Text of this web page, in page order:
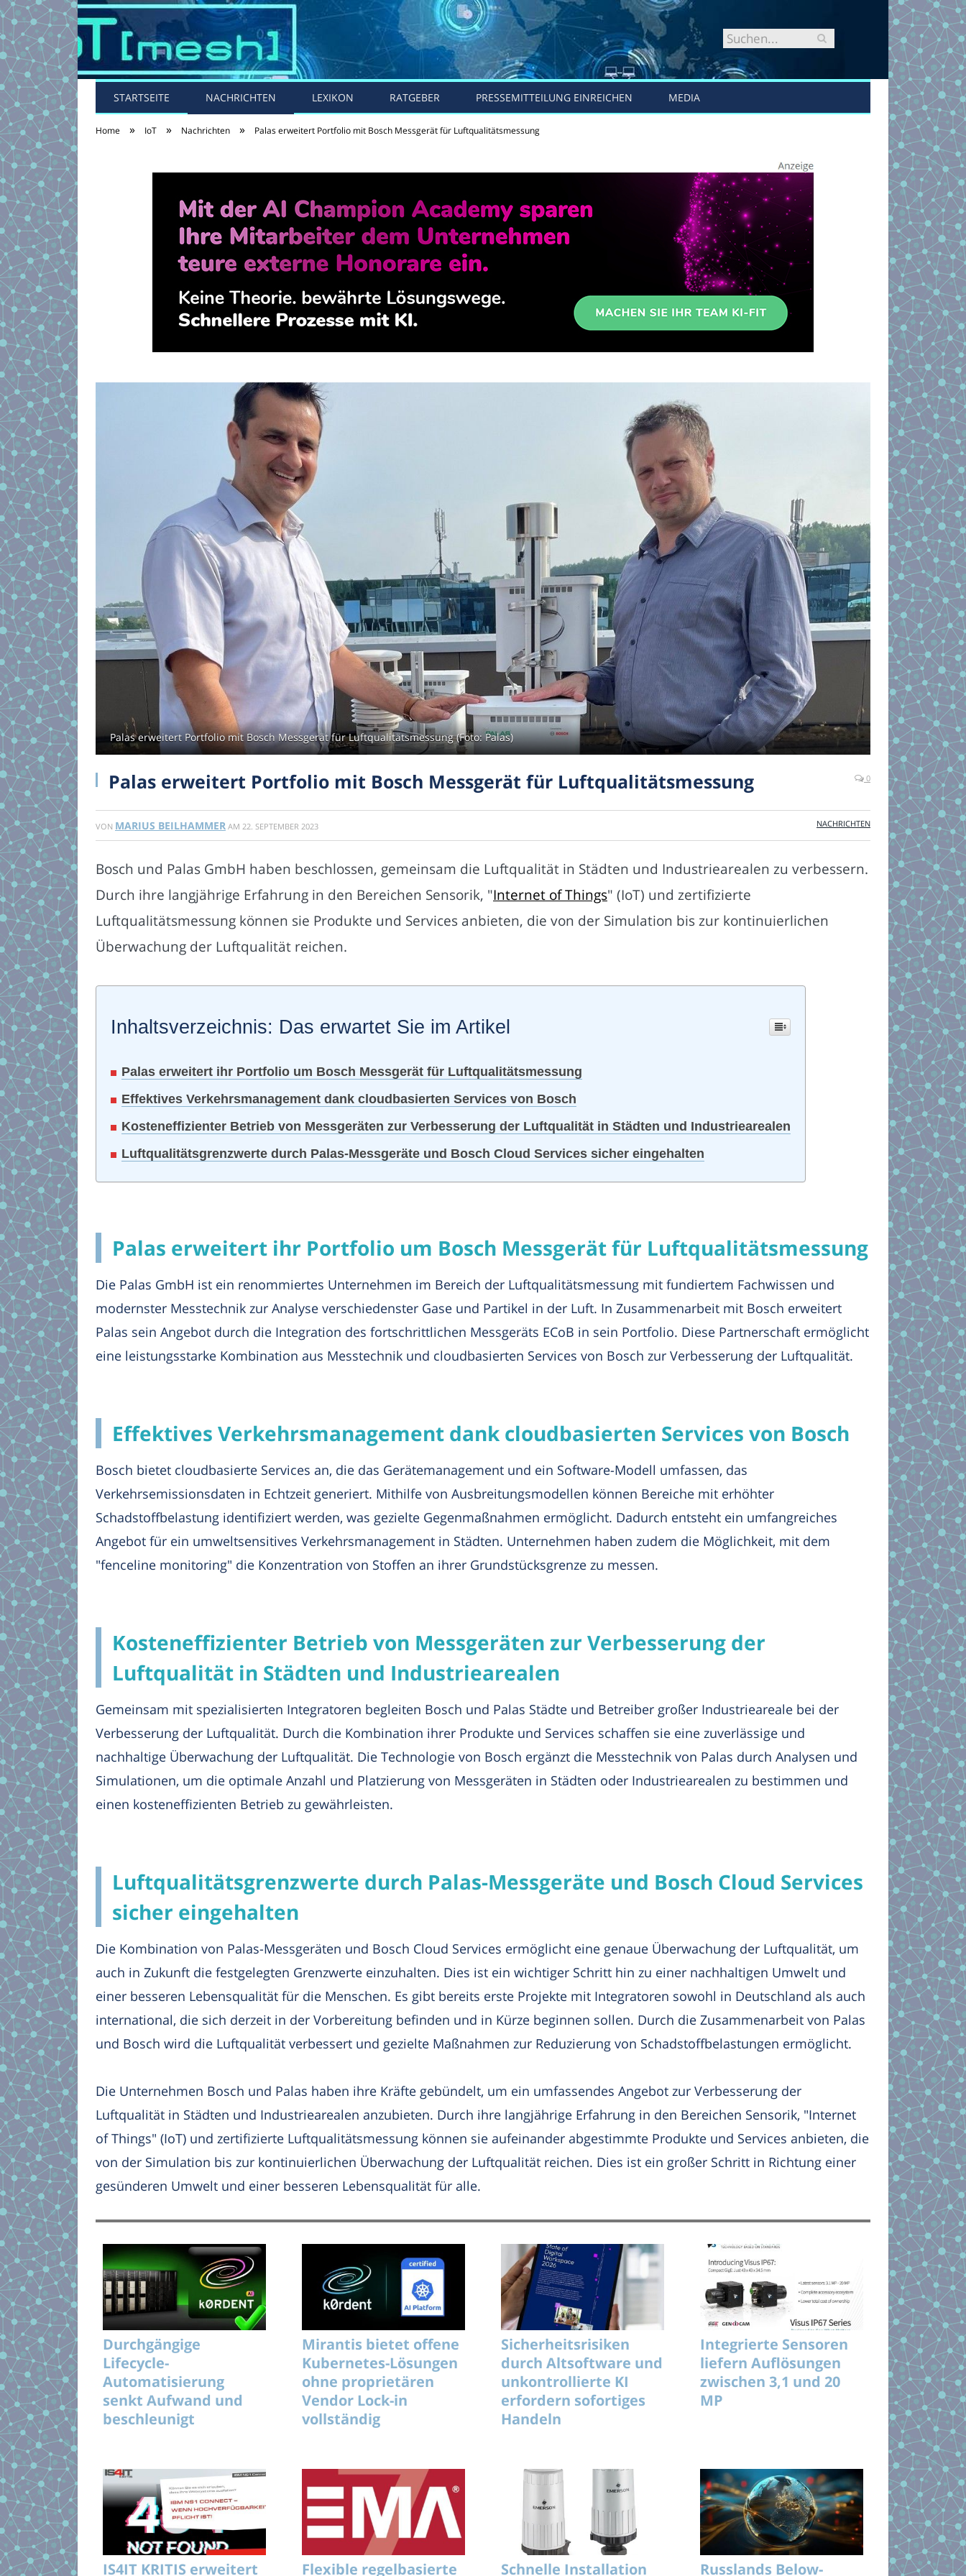
STARTSEITE NACHRICHTEN LEXIKON RATGEBER PRESSEMITTEILUNG EINREICHEN MEDIA
Home » IoT » Nachrichten » Palas erweitert Portfolio mit Bosch Messgerät für Luftqualitätsmessung
Palas erweitert Portfolio mit Bosch Messgerät für Luftqualitätsmessung (Foto: Palas)
Palas erweitert Portfolio mit Bosch Messgerät für Luftqualitätsmessung 0
VON MARIUS BEILHAMMER AM 22. SEPTEMBER 2023 NACHRICHTEN
Bosch und Palas GmbH haben beschlossen, gemeinsam die Luftqualität in Städten und Industriearealen zu verbessern.
Durch ihre langjährige Erfahrung in den Bereichen Sensorik, "Internet of Things" (IoT) und zertifizierte
Luftqualitätsmessung können sie Produkte und Services anbieten, die von der Simulation bis zur kontinuierlichen
Überwachung der Luftqualität reichen.
Inhaltsverzeichnis: Das erwartet Sie im Artikel
Palas erweitert ihr Portfolio um Bosch Messgerät für Luftqualitätsmessung
Effektives Verkehrsmanagement dank cloudbasierten Services von Bosch
Kosteneffizienter Betrieb von Messgeräten zur Verbesserung der Luftqualität in Städten und Industriearealen
Luftqualitätsgrenzwerte durch Palas-Messgeräte und Bosch Cloud Services sicher eingehalten
Palas erweitert ihr Portfolio um Bosch Messgerät für Luftqualitätsmessung
Die Palas GmbH ist ein renommiertes Unternehmen im Bereich der Luftqualitätsmessung mit fundiertem Fachwissen und
modernster Messtechnik zur Analyse verschiedenster Gase und Partikel in der Luft. In Zusammenarbeit mit Bosch erweitert
Palas sein Angebot durch die Integration des fortschrittlichen Messgeräts ECoB in sein Portfolio. Diese Partnerschaft ermöglicht
eine leistungsstarke Kombination aus Messtechnik und cloudbasierten Services von Bosch zur Verbesserung der Luftqualität.
Effektives Verkehrsmanagement dank cloudbasierten Services von Bosch
Bosch bietet cloudbasierte Services an, die das Gerätemanagement und ein Software-Modell umfassen, das
Verkehrsemissionsdaten in Echtzeit generiert. Mithilfe von Ausbreitungsmodellen können Bereiche mit erhöhter
Schadstoffbelastung identifiziert werden, was gezielte Gegenmaßnahmen ermöglicht. Dadurch entsteht ein umfangreiches
Angebot für ein umweltsensitives Verkehrsmanagement in Städten. Unternehmen haben zudem die Möglichkeit, mit dem
"fenceline monitoring" die Konzentration von Stoffen an ihrer Grundstücksgrenze zu messen.
Kosteneffizienter Betrieb von Messgeräten zur Verbesserung der
Luftqualität in Städten und Industriearealen
Gemeinsam mit spezialisierten Integratoren begleiten Bosch und Palas Städte und Betreiber großer Industrieareale bei der
Verbesserung der Luftqualität. Durch die Kombination ihrer Produkte und Services schaffen sie eine zuverlässige und
nachhaltige Überwachung der Luftqualität. Die Technologie von Bosch ergänzt die Messtechnik von Palas durch Analysen und
Simulationen, um die optimale Anzahl und Platzierung von Messgeräten in Städten oder Industriearealen zu bestimmen und
einen kosteneffizienten Betrieb zu gewährleisten.
Luftqualitätsgrenzwerte durch Palas-Messgeräte und Bosch Cloud Services
sicher eingehalten
Die Kombination von Palas-Messgeräten und Bosch Cloud Services ermöglicht eine genaue Überwachung der Luftqualität, um
auch in Zukunft die festgelegten Grenzwerte einzuhalten. Dies ist ein wichtiger Schritt hin zu einer nachhaltigen Umwelt und
einer besseren Lebensqualität für die Menschen. Es gibt bereits erste Projekte mit Integratoren sowohl in Deutschland als auch
international, die sich derzeit in der Vorbereitung befinden und in Kürze beginnen sollen. Durch die Zusammenarbeit von Palas
und Bosch wird die Luftqualität verbessert und gezielte Maßnahmen zur Reduzierung von Schadstoffbelastungen ermöglicht.
Die Unternehmen Bosch und Palas haben ihre Kräfte gebündelt, um ein umfassendes Angebot zur Verbesserung der
Luftqualität in Städten und Industriearealen anzubieten. Durch ihre langjährige Erfahrung in den Bereichen Sensorik, "Internet
of Things" (IoT) und zertifizierte Luftqualitätsmessung können sie aufeinander abgestimmte Produkte und Services anbieten, die
von der Simulation bis zur kontinuierlichen Überwachung der Luftqualität reichen. Dies ist ein großer Schritt in Richtung einer
gesünderen Umwelt und einer besseren Lebensqualität für alle.
Durchgängige
Lifecycle-
Automatisierung
senkt Aufwand und
beschleunigt
Mirantis bietet offene
Kubernetes-Lösungen
ohne proprietären
Vendor Lock-in
vollständig
Sicherheitsrisiken
durch Altsoftware und
unkontrollierte KI
erfordern sofortiges
Handeln
Integrierte Sensoren
liefern Auflösungen
zwischen 3,1 und 20
MP
IS4IT KRITIS erweitert Flexible regelbasierte Schnelle Installation Russlands Below-